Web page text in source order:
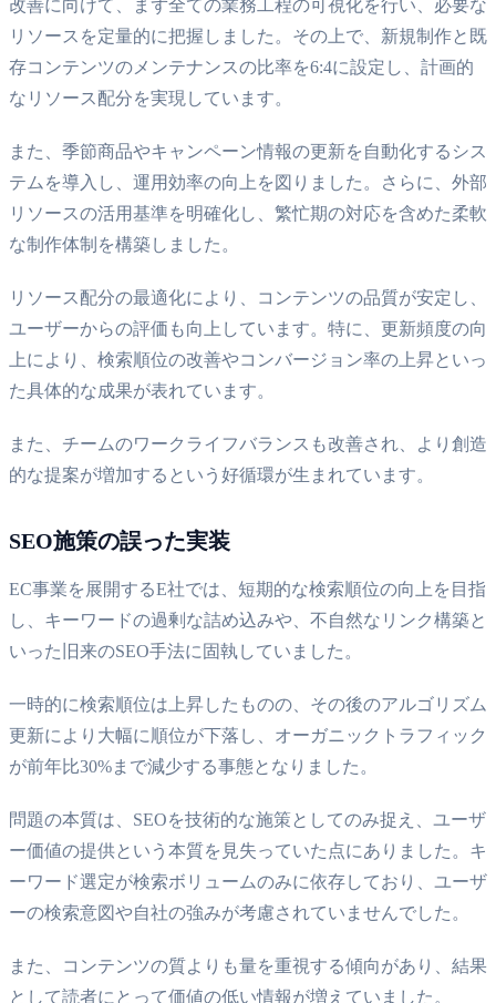
改善に向けて、まず全ての業務工程の可視化を行い、必要な
リソースを定量的に把握しました。その上で、新規制作と既
存コンテンツのメンテナンスの比率を6:4に設定し、計画的
なリソース配分を実現しています。
また、季節商品やキャンペーン情報の更新を自動化するシス
テムを導入し、運用効率の向上を図りました。さらに、外部
リソースの活用基準を明確化し、繁忙期の対応を含めた柔軟
な制作体制を構築しました。
リソース配分の最適化により、コンテンツの品質が安定し、
ユーザーからの評価も向上しています。特に、更新頻度の向
上により、検索順位の改善やコンバージョン率の上昇といっ
た具体的な成果が表れています。
また、チームのワークライフバランスも改善され、より創造
的な提案が増加するという好循環が生まれています。
SEO施策の誤った実装
EC事業を展開するE社では、短期的な検索順位の向上を目指
し、キーワードの過剰な詰め込みや、不自然なリンク構築と
いった旧来のSEO手法に固執していました。
一時的に検索順位は上昇したものの、その後のアルゴリズム
更新により大幅に順位が下落し、オーガニックトラフィック
が前年比30%まで減少する事態となりました。
問題の本質は、SEOを技術的な施策としてのみ捉え、ユーザ
ー価値の提供という本質を見失っていた点にありました。キ
ーワード選定が検索ボリュームのみに依存しており、ユーザ
ーの検索意図や自社の強みが考慮されていませんでした。
また、コンテンツの質よりも量を重視する傾向があり、結果
として読者にとって価値の低い情報が増えていました。